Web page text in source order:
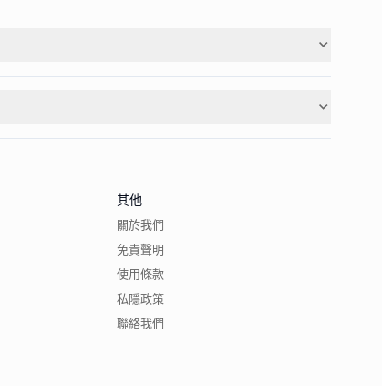
其他
關於我們
免責聲明
使用條款
私隱政策
聯絡我們